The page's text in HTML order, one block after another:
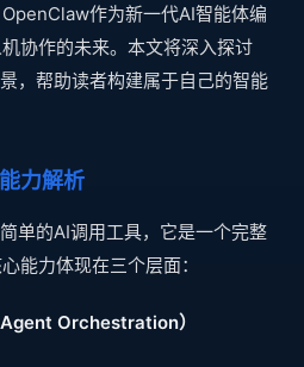
作为新一代AI智能体编
协作的未来。本文将深入探讨
，帮助读者构建属于自己的智能
力解析
单的AI调用工具，它是一个完整
能力体现在三个层面：
Orchestration）